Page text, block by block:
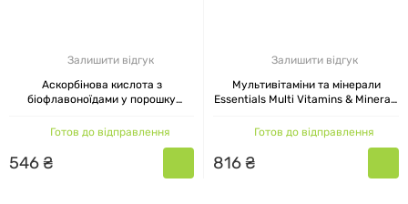
Залишити відгук
Аскорбінова кислота з
біофлавоноїдами у порошку
NutriBiotic, 227 г
Готов до відправлення
546₴
Залишити відгук
Мультивітаміни та мінерали
Essentials Multi Vitamins & Minerals
Готов до відправлення
816₴